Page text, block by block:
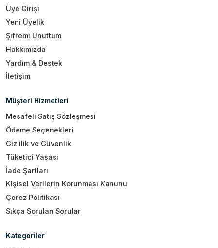
Üye Girişi
Yeni Üyelik
Şifremi Unuttum
Hakkımızda
Yardım & Destek
İletişim
Müşteri Hizmetleri
Mesafeli Satış Sözleşmesi
Ödeme Seçenekleri
Gizlilik ve Güvenlik
Tüketici Yasası
İade Şartları
Kişisel Verilerin Korunması Kanunu
Çerez Politikası
Sıkça Sorulan Sorular
Kategoriler